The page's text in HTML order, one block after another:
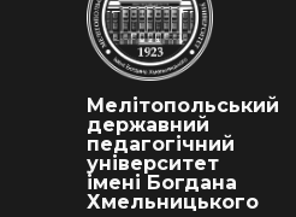
Мелітопольський
державний
педагогічний
університет
імені Богдана
Хмельницького